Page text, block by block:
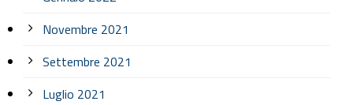
Novembre 2021
Settembre 2021
Luglio 2021